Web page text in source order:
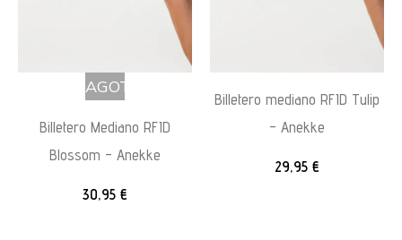
AGOTADO
Billetero Mediano RFID
Blossom – Anekke
30,95 €
Billetero mediano RFID Tulip
– Anekke
29,95 €